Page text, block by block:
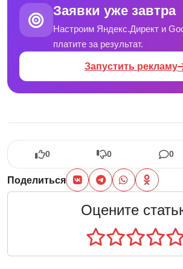
Заявки уже завтра
Настроим Яндекс.Директ и
платите за результат.
Запустить рекламу
0 0 0
Поделиться
Оцените